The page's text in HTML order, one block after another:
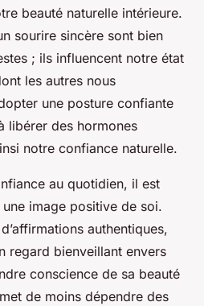
beauté naturelle intérieure.
sourire sincère sont bien
; ils influencent notre état
les autres nous
une posture confiante
libérer des hormones
notre confiance naturelle.
au quotidien, il est
image positive de soi.
authentiques,
regard bienveillant envers
conscience de sa beauté
de moins dépendre des